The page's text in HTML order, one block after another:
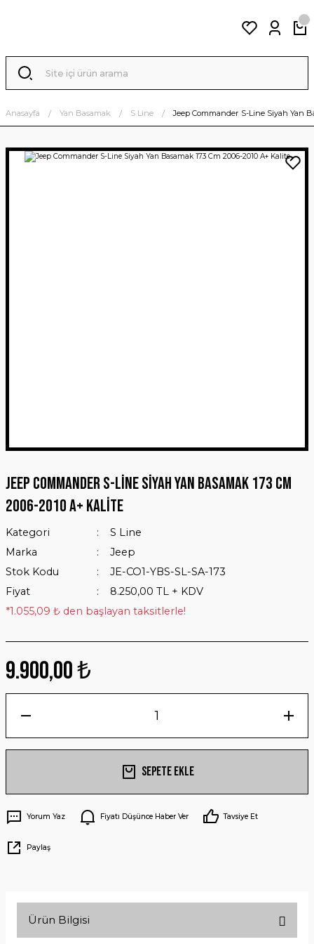
Anasayfa Yan Basamak S Line Jeep Commander S-Line Siyah Yan
Jeep Commander S-Line Siyah Yan Basamak 173 Cm
2006-2010 A+ Kalite
Kategori
S Line
Marka
Jeep
Stok Kodu
JE-CO1-YBS-SL-SA-173
Fiyat
8.250,00 TL + KDV
*1.055,09 ₺ den başlayan taksitlerle!
9.900,00 ₺
Sepete Ekle
Yorum Yaz Fiyatı Düşünce Haber Ver Tavsiye Et
Paylaş
Ürün Bilgisi